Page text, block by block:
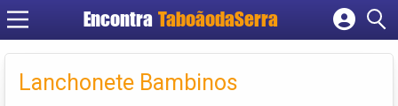
Encontra TaboãodaSerra
Cadastrar empresa
Criar conta
Lanchonete Bambinos